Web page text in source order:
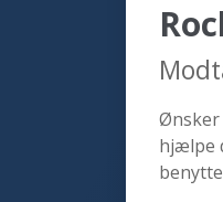
Ønsker
hjælpe